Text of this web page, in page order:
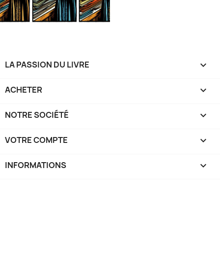
LA PASSION DU LIVRE 
ACHETER 
NOTRE SOCIÉTÉ 
VOTRE COMPTE 
INFORMATIONS keyboard_arrow_down